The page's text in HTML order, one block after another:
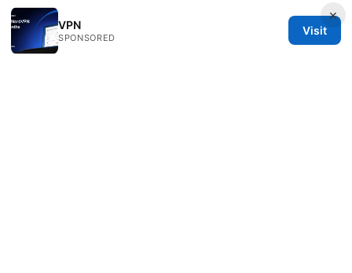
×
VPN
SPONSORED
Visit